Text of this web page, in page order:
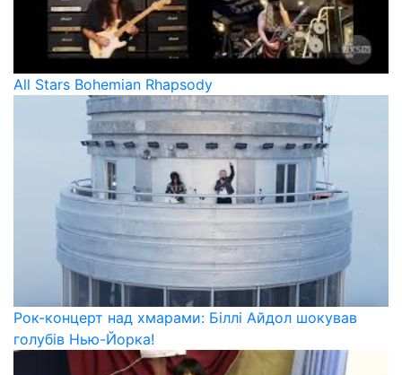
All Stars Bohemian Rhapsody
Рок-концерт над хмарами: Біллі Айдол шокував
голубів Нью-Йорка!